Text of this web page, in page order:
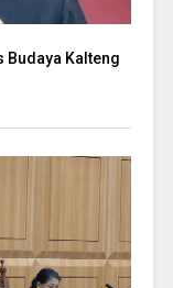
Budaya Kalteng